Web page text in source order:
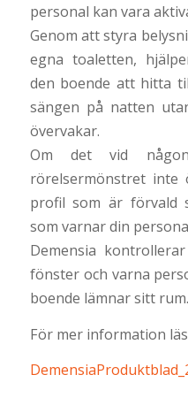
personal kan vara
Genom att styra
egna toaletten,
den boende att hitta
sängen på natten
övervakar.
Om det vid
rörelsermönstret inte
profil som är förvald
som varnar din
Demensia
fönster och varna
boende lämnar sitt rum.
För mer information